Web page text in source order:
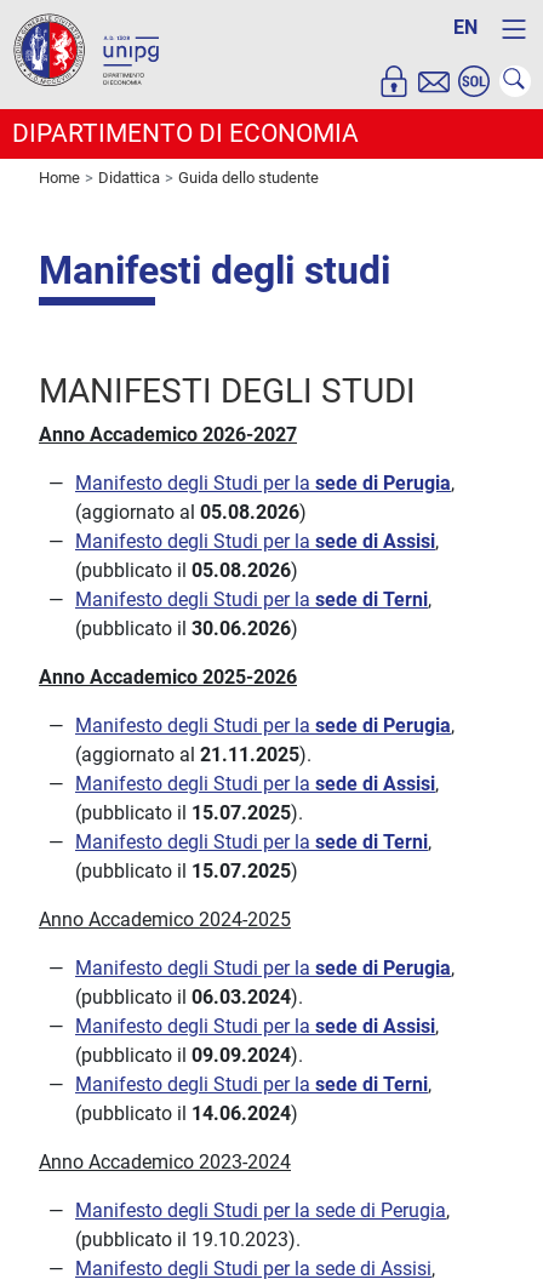
EN
DIPARTIMENTO DI ECONOMIA
Home Didattica Guida dello studente
Manifesti degli studi
MANIFESTI DEGLI STUDI
Anno Accademico 2026-2027
Manifesto degli Studi per la sede di Perugia,
(aggiornato al 05.08.2026)
Manifesto degli Studi per la sede di Assisi,
(pubblicato il 05.08.2026)
Manifesto degli Studi per la sede di Terni,
(pubblicato il 30.06.2026)
Anno Accademico 2025-2026
Manifesto degli Studi per la sede di Perugia,
(aggiornato al 21.11.2025).
Manifesto degli Studi per la sede di Assisi,
(pubblicato il 15.07.2025).
Manifesto degli Studi per la sede di Terni,
(pubblicato il 15.07.2025)
Anno Accademico 2024-2025
Manifesto degli Studi per la sede di Perugia,
(pubblicato il 06.03.2024).
Manifesto degli Studi per la sede di Assisi,
(pubblicato il 09.09.2024).
Manifesto degli Studi per la sede di Terni,
(pubblicato il 14.06.2024)
Anno Accademico 2023-2024
Manifesto degli Studi per la sede di Perugia,
(pubblicato il 19.10.2023).
Manifesto degli Studi per la sede di Assisi,